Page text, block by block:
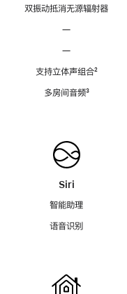
双振动抵消无源辐射器
—
—
支持立体声组合脚
²
多房间音频脚
³
Siri
智能助理
语音识别